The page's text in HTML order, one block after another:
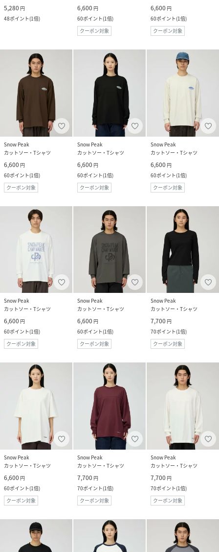
5,280 円
48ポイント(1倍)
6,600 円
60ポイント(1倍)
クーポン対象
6,600 円
60ポイント(1倍)
クーポン対象
Snow Peak
カットソー・Tシャツ
6,600 円
60ポイント(1倍)
クーポン対象
Snow Peak
カットソー・Tシャツ
6,600 円
60ポイント(1倍)
クーポン対象
Snow Peak
カットソー・Tシャツ
6,600 円
60ポイント(1倍)
クーポン対象
Snow Peak
カットソー・Tシャツ
6,600 円
60ポイント(1倍)
クーポン対象
Snow Peak
カットソー・Tシャツ
6,600 円
60ポイント(1倍)
クーポン対象
Snow Peak
カットソー・Tシャツ
7,700 円
70ポイント(1倍)
クーポン対象
Snow Peak
カットソー・Tシャツ
6,600 円
60ポイント(1倍)
クーポン対象
Snow Peak
カットソー・Tシャツ
7,700 円
70ポイント(1倍)
クーポン対象
Snow Peak
カットソー・Tシャツ
7,700 円
70ポイント(1倍)
クーポン対象